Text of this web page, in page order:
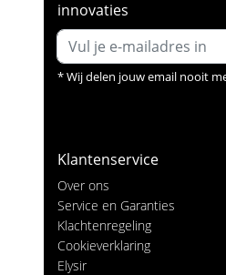
innovaties
* Wij delen jouw email nooit
Klantenservice
Over ons
Service en Garanties
Klachtenregeling
Cookieverklaring
Elysir